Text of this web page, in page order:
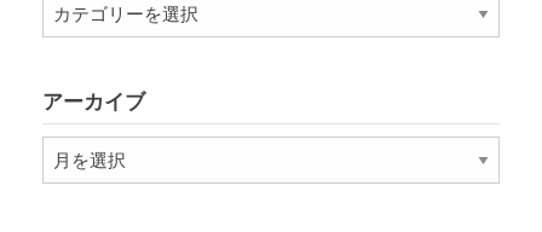
テ
ー
アーカイブ
ア
ー